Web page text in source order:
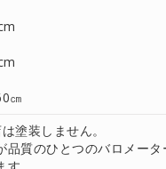
㎝
塗装しません。
品質のひとつのバロメータ
。